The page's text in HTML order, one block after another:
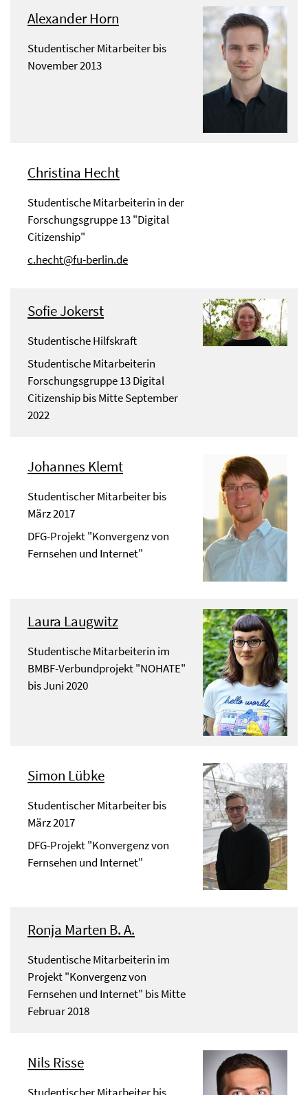
Alexander Horn
Studentischer Mitarbeiter bis
November 2013
Christina Hecht
Studentische Mitarbeiterin in der
Forschungsgruppe 13 "Digital
Citizenship"
c.hecht@fu-berlin.de
Sofie Jokerst
Studentische Hilfskraft
Studentische Mitarbeiterin
Forschungsgruppe 13 Digital
Citizenship bis Mitte September
2022
Johannes Klemt
Studentischer Mitarbeiter bis
März 2017
DFG-Projekt "Konvergenz von
Fernsehen und Internet"
Laura Laugwitz
Studentische Mitarbeiterin im
BMBF-Verbundprojekt "NOHATE"
bis Juni 2020
Simon Lübke
Studentischer Mitarbeiter bis
März 2017
DFG-Projekt "Konvergenz von
Fernsehen und Internet"
Ronja Marten B. A.
Studentische Mitarbeiterin im
Projekt "Konvergenz von
Fernsehen und Internet" bis Mitte
Februar 2018
Nils Risse